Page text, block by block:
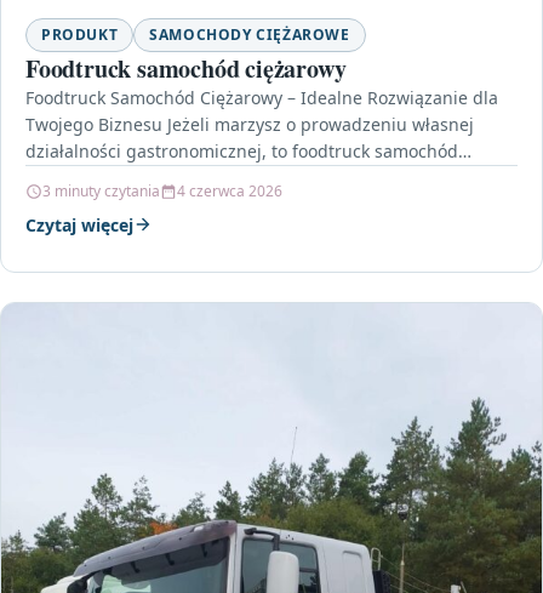
PRODUKT SAMOCHODY CIĘŻAROWE
Foodtruck samochód ciężarowy
Foodtruck Samochód Ciężarowy – Idealne Rozwiązanie dla
Twojego Biznesu Jeżeli marzysz o prowadzeniu własnej
działalności gastronomicznej, to foodtruck samochód
3 minuty czytania 4 czerwca 2026
Czytaj więcej